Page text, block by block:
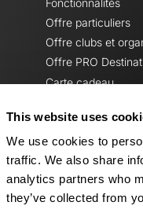
This website uses
We use cookies to
traffic. We also share
analytics partners who
they’ve collected from
Offre particuliers
Offre clubs et
Offre PRO
Carte cadeau